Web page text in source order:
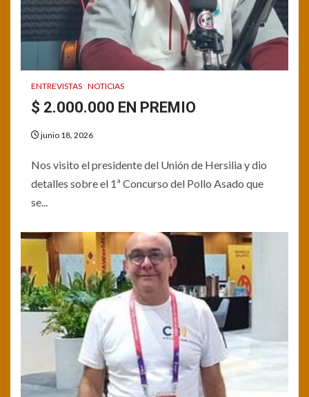
ENTREVISTAS NOTICIAS
$ 2.000.000 EN PREMIO
junio 18, 2026
Nos visito el presidente del Unión de Hersilia y dio
detalles sobre el 1ª Concurso del Pollo Asado que
se...